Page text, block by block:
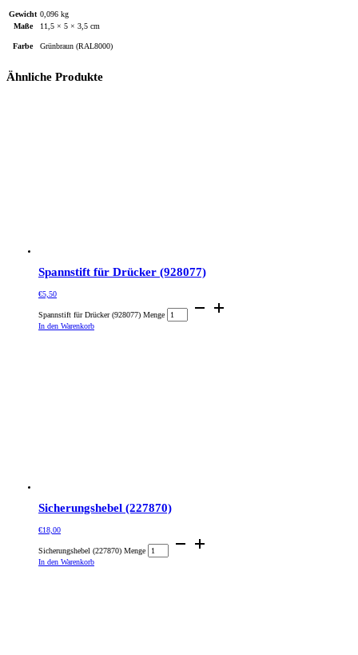
Gewicht 0,096 kg
Maße
11,5 × 5 × 3,5 cm
Farbe Grünbraun (RAL8000)
Ähnliche Produkte
Spannstift für Drücker (928077)
€5,50
Spannstift für Drücker (928077) Menge
In den Warenkorb
Sicherungshebel (227870)
€18,00
Sicherungshebel (227870) Menge
In den Warenkorb